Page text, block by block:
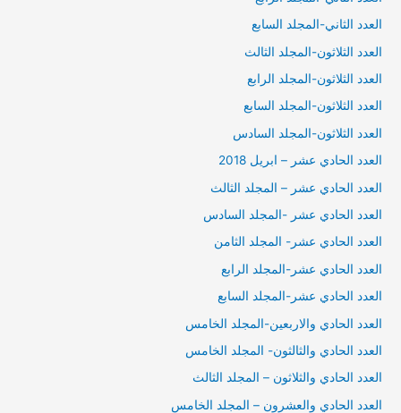
العدد الثاني-المجلد السابع
العدد الثلاثون-المجلد الثالث
العدد الثلاثون-المجلد الرابع
العدد الثلاثون-المجلد السابع
العدد الثلاثون-المجلد السادس
العدد الحادي عشر – ابريل 2018
العدد الحادي عشر – المجلد الثالث
العدد الحادي عشر -المجلد السادس
العدد الحادي عشر- المجلد الثامن
العدد الحادي عشر-المجلد الرابع
العدد الحادي عشر-المجلد السابع
العدد الحادي والاربعين-المجلد الخامس
العدد الحادي والثالثون- المجلد الخامس
العدد الحادي والثلاثون – المجلد الثالث
العدد الحادي والعشرون – المجلد الخامس